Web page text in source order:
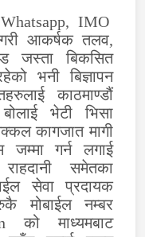
IMO
आकर्षक तलव,
जस्ता बिकसित
भनी बिज्ञापन
काठमाण्डौं
भेटी भिसा
कागजात मागी
गर्न लगाई
समेतका
सेवा प्रदायक
मोबाईल नम्बर
को माध्यमबाट